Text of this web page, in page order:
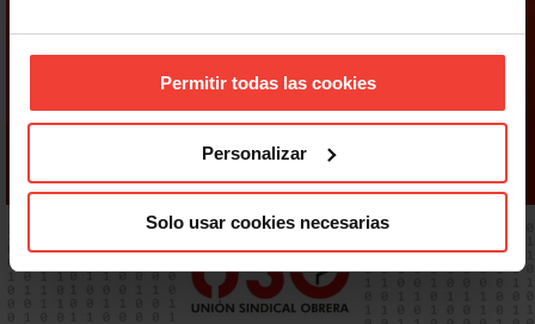
Permitir todas las cookies
Personalizar
Solo usar cookies necesarias